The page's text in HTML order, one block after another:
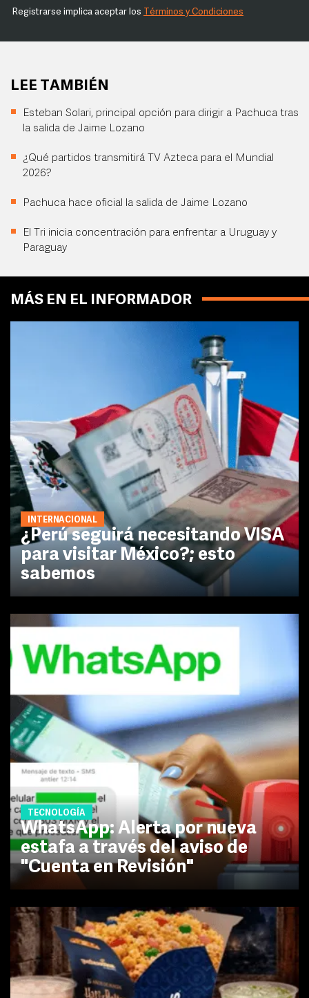
Registrarse implica aceptar los Términos y Condiciones
LEE TAMBIÉN
Esteban Solari, principal opción para dirigir a Pachuca tras
la salida de Jaime Lozano
¿Qué partidos transmitirá TV Azteca para el Mundial
2026?
Pachuca hace oficial la salida de Jaime Lozano
El Tri inicia concentración para enfrentar a Uruguay y
Paraguay
MÁS EN EL INFORMADOR
INTERNACIONAL
¿Perú seguirá necesitando VISA
para visitar México?; esto
sabemos
TECNOLOGÍA
WhatsApp: Alerta por nueva
estafa a través del aviso de
"Cuenta en Revisión"